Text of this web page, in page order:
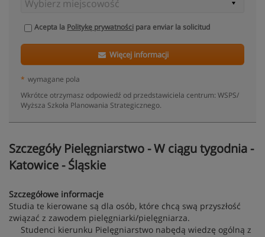
Acepta la Politykę prywatności para enviar la solicitud
Więcej informacji
* wymagane pola
Wkrótce otrzymasz odpowiedź od przedstawiciela centrum: WSPS/
Wyższa Szkoła Planowania Strategicznego.
Szczegóły Pielęgniarstwo - W ciągu tygodnia -
Katowice - Śląskie
Szczegółowe informacje
Studia te kierowane są dla osób, które chcą swą przyszłość
związać z zawodem pielęgniarki/pielęgniarza.
Studenci kierunku Pielęgniarstwo nabędą wiedzę ogólną z